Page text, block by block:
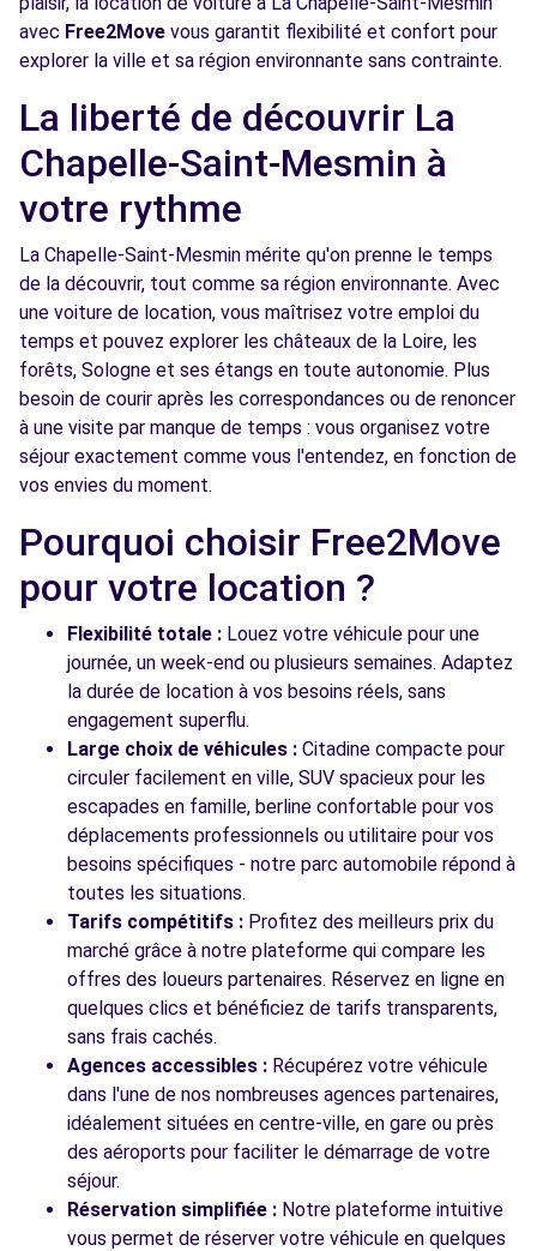
Voir l'agence
avec Free2Move vous garantit flexibilité et confort pour
explorer la ville et sa région environnante sans contrainte.
La liberté de découvrir La
Chapelle-Saint-Mesmin à
votre rythme
La Chapelle-Saint-Mesmin mérite qu'on prenne le temps
de la découvrir, tout comme sa région environnante. Avec
une voiture de location, vous maîtrisez votre emploi du
temps et pouvez explorer les châteaux de la Loire, les
forêts, Sologne et ses étangs en toute autonomie. Plus
besoin de courir après les correspondances ou de renoncer
à une visite par manque de temps : vous organisez votre
séjour exactement comme vous l'entendez, en fonction de
vos envies du moment.
Pourquoi choisir Free2Move
pour votre location ?
Flexibilité totale : Louez votre véhicule pour une
journée, un week-end ou plusieurs semaines. Adaptez
la durée de location à vos besoins réels, sans
engagement superflu.
Large choix de véhicules : Citadine compacte pour
circuler facilement en ville, SUV spacieux pour les
escapades en famille, berline confortable pour vos
déplacements professionnels ou utilitaire pour vos
besoins spécifiques - notre parc automobile répond à
toutes les situations.
Tarifs compétitifs : Profitez des meilleurs prix du
marché grâce à notre plateforme qui compare les
offres des loueurs partenaires. Réservez en ligne en
quelques clics et bénéficiez de tarifs transparents,
sans frais cachés.
Agences accessibles : Récupérez votre véhicule
dans l'une de nos nombreuses agences partenaires,
idéalement situées en centre-ville, en gare ou près
des aéroports pour faciliter le démarrage de votre
séjour.
Réservation simplifiée : Notre plateforme intuitive
vous permet de réserver votre véhicule en quelques